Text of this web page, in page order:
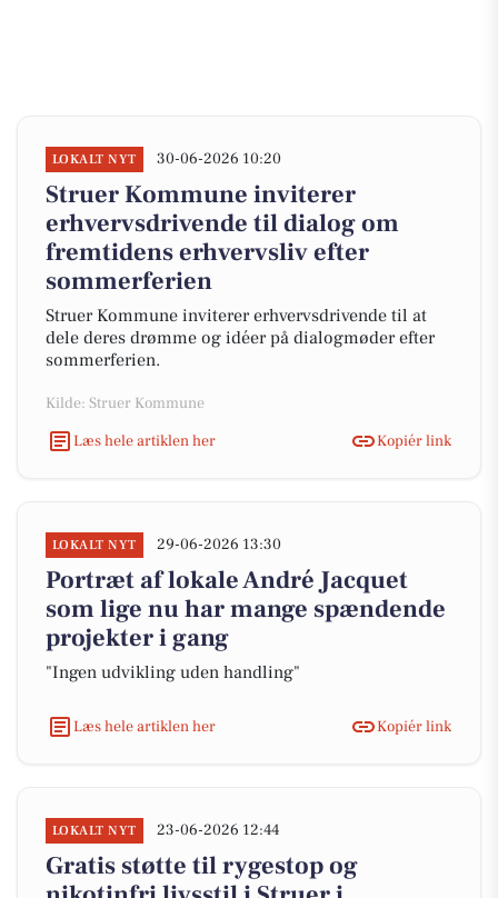
LOKALT NYT 30-06-2026 10:20
Struer Kommune inviterer
erhvervsdrivende til dialog om
fremtidens erhvervsliv efter
sommerferien
Struer Kommune inviterer erhvervsdrivende til at
dele deres drømme og idéer på dialogmøder efter
sommerferien.
Kilde: Struer Kommune
Læs hele artiklen her
Kopiér link
LOKALT NYT 29-06-2026 13:30
Portræt af lokale André Jacquet
som lige nu har mange spændende
projekter i gang
"Ingen udvikling uden handling"
Læs hele artiklen her Kopiér link
LOKALT NYT 23-06-2026 12:44
Gratis støtte til rygestop og